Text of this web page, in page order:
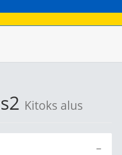
Kitoks alus
−